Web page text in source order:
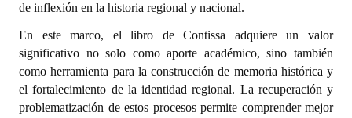
Premio al Mérito - Registro
Audiencias Públicas - Registro
Mujeres que Dejaron Huellas - Registro
Periodistas Decanos - Registro
de inflexión en la historia regional y nacional.
En este marco, el libro de Contissa adquiere un valor
significativo no solo como aporte académico, sino también
como herramienta para la construcción de memoria histórica y
el fortalecimiento de la identidad regional. La recuperación y
problematización de estos procesos permite comprender mejor